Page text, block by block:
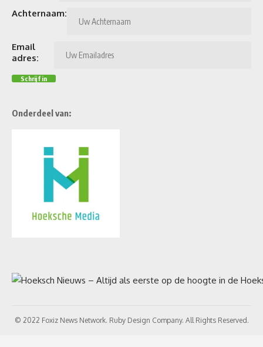
Achternaam:
Email
adres:
Onderdeel van:
© 2022 Foxiz News Network. Ruby Design Company. All Rights Reserved.